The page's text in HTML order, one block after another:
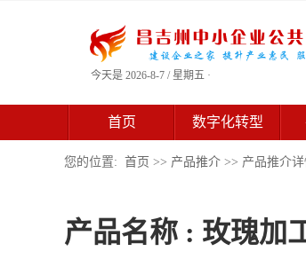
今天是 2026-8-7 / 星期五 ·
首页 数字化转型
您的位置: 首页 >> 产品推介 >> 产品推介详
产品名称 : 玫瑰加